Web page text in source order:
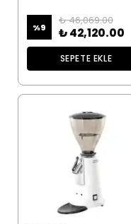
%9
₺ 46,069.00
₺ 42,120.00
SEPETE EKLE